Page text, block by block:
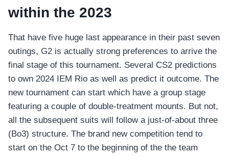
within the 2023
That have five huge last appearance in their past seven
outings, G2 is actually strong preferences to arrive the
final stage of this tournament. Several CS2 predictions
to own 2024 IEM Rio as well as predict it outcome. The
new tournament can start which have a group stage
featuring a couple of double-treatment mounts. But not,
all the subsequent suits will follow a just-of-about three
(Bo3) structure. The brand new competition tend to
start on the Oct 7 to the beginning of the the team